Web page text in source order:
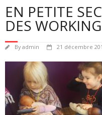
EN PETITE
DES
Byadmin 21 décembre